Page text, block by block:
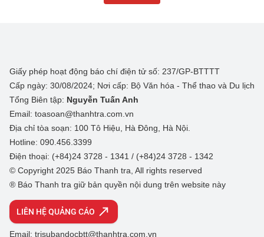
Giấy phép hoạt động báo chí điện tử số: 237/GP-BTTTT
Cấp ngày: 30/08/2024; Nơi cấp: Bộ Văn hóa - Thể thao và Du lịch
Tổng Biên tập: Nguyễn Tuấn Anh
Email: toasoan@thanhtra.com.vn
Địa chỉ tòa soạn: 100 Tô Hiệu, Hà Đông, Hà Nội.
Hotline: 090.456.3399
Điện thoại: (+84)24 3728 - 1341 / (+84)24 3728 - 1342
© Copyright 2025 Báo Thanh tra, All rights reserved
® Báo Thanh tra giữ bản quyền nội dung trên website này
LIÊN HỆ QUẢNG CÁO
Email: trisubandocbtt@thanhtra.com.vn